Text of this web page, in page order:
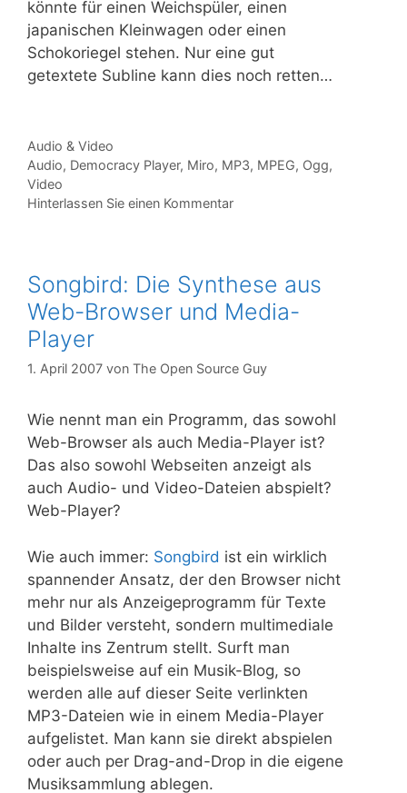
könnte für einen Weichspüler, einen
japanischen Kleinwagen oder einen
Schokoriegel stehen. Nur eine gut
getextete Subline kann dies noch retten…
Kategorien
Audio & Video
Tags
Audio, Democracy Player, Miro, MP3, MPEG, Ogg,
Video
Hinterlassen Sie einen Kommentar
Songbird: Die Synthese aus
Web-Browser und Media-
Player
1. April 2007 von The Open Source Guy
Wie nennt man ein Programm, das sowohl
Web-Browser als auch Media-Player ist?
Das also sowohl Webseiten anzeigt als
auch Audio- und Video-Dateien abspielt?
Web-Player?
Wie auch immer: Songbird ist ein wirklich
spannender Ansatz, der den Browser nicht
mehr nur als Anzeigeprogramm für Texte
und Bilder versteht, sondern multimediale
Inhalte ins Zentrum stellt. Surft man
beispielsweise auf ein Musik-Blog, so
werden alle auf dieser Seite verlinkten
MP3-Dateien wie in einem Media-Player
aufgelistet. Man kann sie direkt abspielen
oder auch per Drag-and-Drop in die eigene
Musiksammlung ablegen.